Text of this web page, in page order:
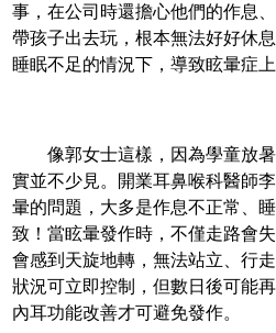
事，在公司時還擔心他們的作息
帶孩子出去玩，根本無法好好休
睡眠不足的情況下，導致眩暈症上
像郭女士這樣，因為學童放暑
實並不少見。開業耳鼻喉科醫師
暈的問題，大多是作息不正常、
致！當眩暈發作時，不僅走路會
會感到天旋地轉，無法站立、行
狀況可立即控制，但數日後可能
內耳功能改善才可避免發作。